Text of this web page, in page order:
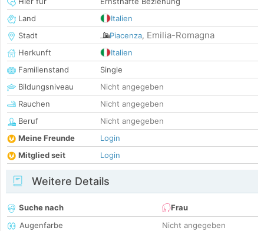
Land
Italien
Stadt
Piacenza, Emilia-Romagna
Herkunft
Italien
Familienstand
Single
Bildungsniveau
Nicht angegeben
Rauchen
Nicht angegeben
Beruf
Nicht angegeben
Meine Freunde
Login
Mitglied seit
Login
Weitere Details
Suche nach
Frau
Augenfarbe
Nicht angegeben